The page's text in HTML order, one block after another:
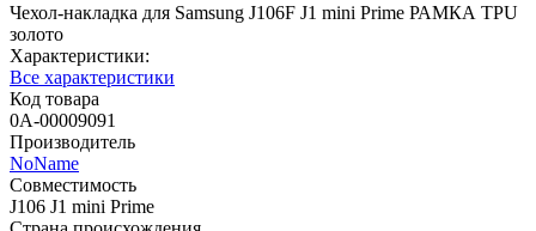
Чехол-накладка для Samsung J106F J1 mini Prime РАМКА TPU
золото
Характеристики:
Все характеристики
Код товара
0А-00009091
Производитель
NoName
Совместимость
J106 J1 mini Prime